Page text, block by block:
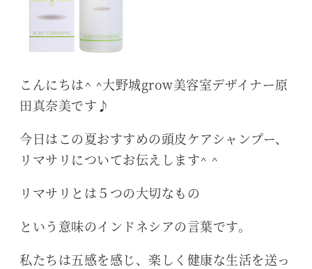
こんにちは^ ^大野城grow美容室デザイナー原
田真奈美です♪
今日はこの夏おすすめの頭皮ケアシャンプー、
リマサリについてお伝えします^ ^
リマサリとは５つの大切なもの
という意味のインドネシアの言葉です。
私たちは五感を感じ、楽しく健康な生活を送っ